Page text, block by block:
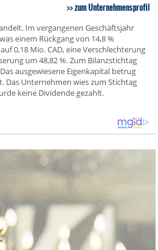
zum Unternehmensprofil
Im vergangenen Geschäftsjahr
einem Rückgang von 14,8 %
0,18 Mio. CAD, eine Verschlechterung
um 48,82 %. Zum Bilanzstichtag
ausgewiesene Eigenkapital betrug
Das Unternehmen wies zum Stichtag
keine Dividende gezahlt.